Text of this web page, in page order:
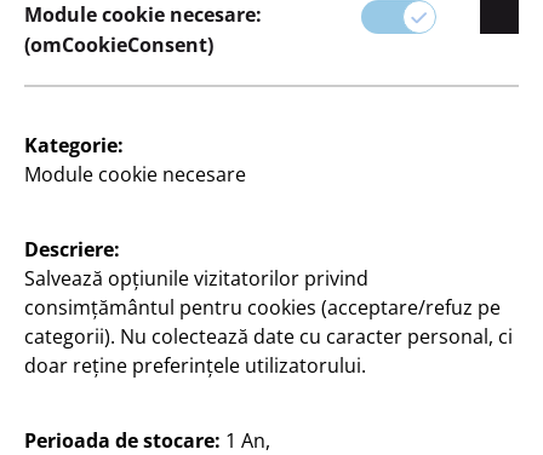
Expansion
Contact
Informații pentru clienți
Căutare filială
Module cookie necesare:
(omCookieConsent)
Kategorie:
Module cookie necesare
Descriere:
Salvează opțiunile vizitatorilor privind
consimțământul pentru cookies (acceptare/refuz pe
categorii). Nu colectează date cu caracter personal, ci
doar reține preferințele utilizatorului.
Perioada de stocare: 1 An,